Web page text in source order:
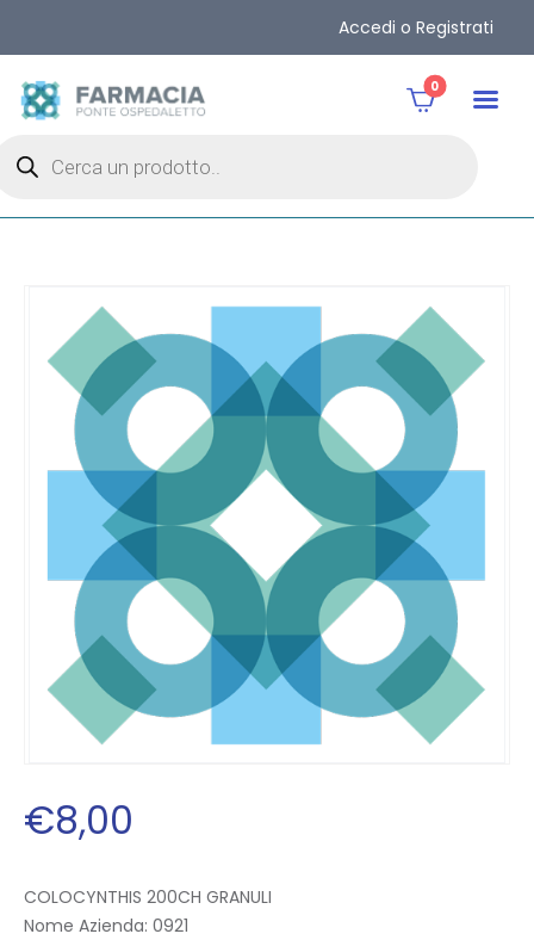
Accedi o Registrati
0
€8,00
COLOCYNTHIS 200CH GRANULI
Nome Azienda: 0921